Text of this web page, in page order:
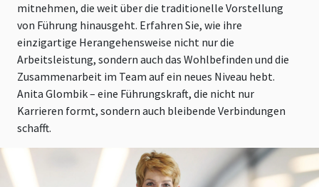
mitnehmen, die weit über die traditionelle Vorstellung
von Führung hinausgeht. Erfahren Sie, wie ihre
einzigartige Herangehensweise nicht nur die
Arbeitsleistung, sondern auch das Wohlbefinden und die
Zusammenarbeit im Team auf ein neues Niveau hebt.
Anita Glombik – eine Führungskraft, die nicht nur
Karrieren formt, sondern auch bleibende Verbindungen
schafft.